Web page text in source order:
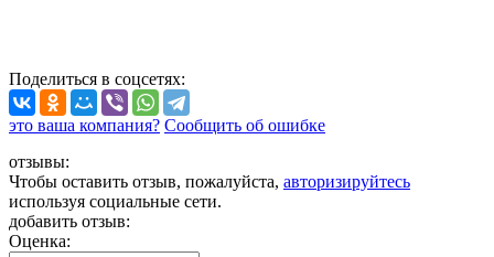
Поделиться в соцсетях:
это ваша компания? Сообщить об ошибке
отзывы:
Чтобы оставить отзыв, пожалуйста, авторизируйтесь
используя социальные сети.
добавить отзыв:
Оценка: